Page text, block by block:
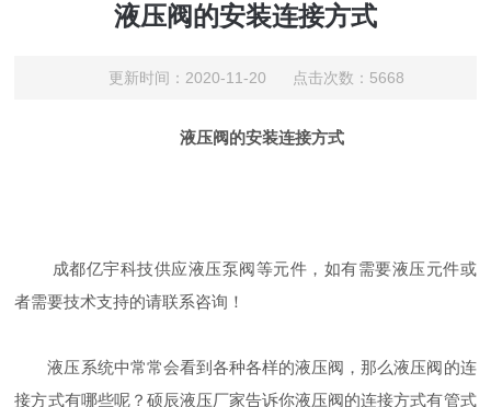
液压阀的安装连接方式
更新时间：2020-11-20 点击次数：5668
液压阀的安装连接方式
成都亿宇科技供应液压泵阀等元件，如有需要液压元件或
者需要技术支持的请联系咨询！
液压系统中常常会看到各种各样的液压阀，那么液压阀的连
接方式有哪些呢？硕辰液压厂家告诉你液压阀的连接方式有管式